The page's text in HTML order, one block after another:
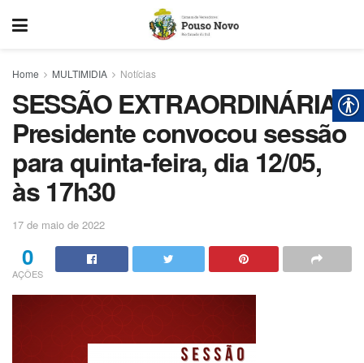
Home MULTIMIDIA Notícias
SESSÃO EXTRAORDINÁRIA:
Presidente convocou sessão
para quinta-feira, dia 12/05,
às 17h30
17 de maio de 2022
0
AÇÕES